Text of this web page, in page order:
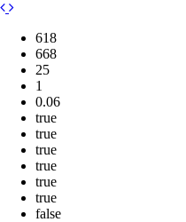
618
668
25
1
0.06
true
true
true
true
true
true
false